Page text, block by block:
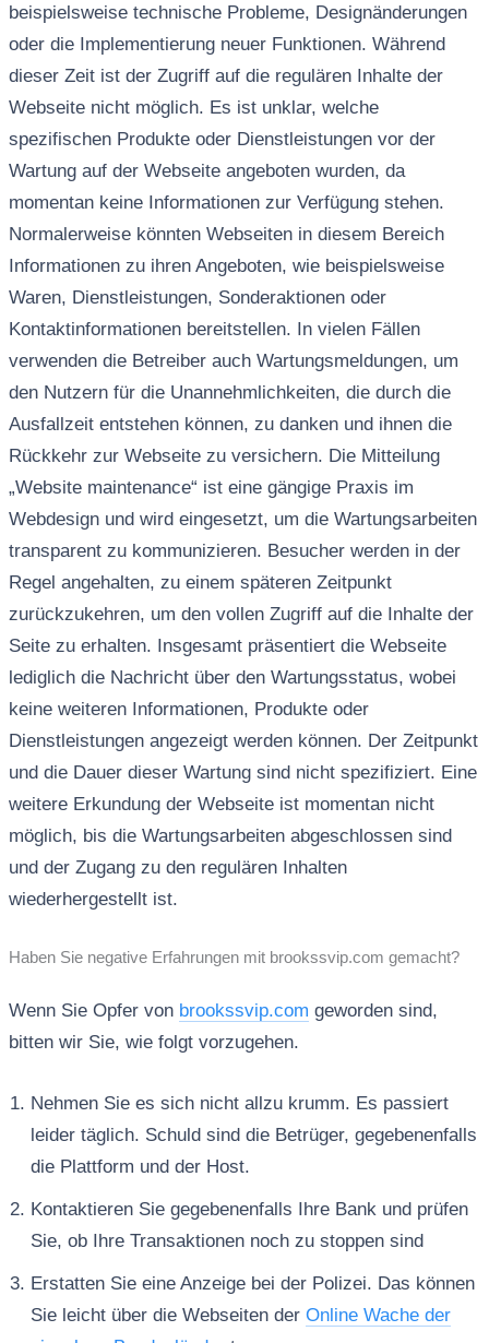
beispielsweise technische Probleme, Designänderungen
oder die Implementierung neuer Funktionen. Während
dieser Zeit ist der Zugriff auf die regulären Inhalte der
Webseite nicht möglich. Es ist unklar, welche
spezifischen Produkte oder Dienstleistungen vor der
Wartung auf der Webseite angeboten wurden, da
momentan keine Informationen zur Verfügung stehen.
Normalerweise könnten Webseiten in diesem Bereich
Informationen zu ihren Angeboten, wie beispielsweise
Waren, Dienstleistungen, Sonderaktionen oder
Kontaktinformationen bereitstellen. In vielen Fällen
verwenden die Betreiber auch Wartungsmeldungen, um
den Nutzern für die Unannehmlichkeiten, die durch die
Ausfallzeit entstehen können, zu danken und ihnen die
Rückkehr zur Webseite zu versichern. Die Mitteilung
„Website maintenance“ ist eine gängige Praxis im
Webdesign und wird eingesetzt, um die Wartungsarbeiten
transparent zu kommunizieren. Besucher werden in der
Regel angehalten, zu einem späteren Zeitpunkt
zurückzukehren, um den vollen Zugriff auf die Inhalte der
Seite zu erhalten. Insgesamt präsentiert die Webseite
lediglich die Nachricht über den Wartungsstatus, wobei
keine weiteren Informationen, Produkte oder
Dienstleistungen angezeigt werden können. Der Zeitpunkt
und die Dauer dieser Wartung sind nicht spezifiziert. Eine
weitere Erkundung der Webseite ist momentan nicht
möglich, bis die Wartungsarbeiten abgeschlossen sind
und der Zugang zu den regulären Inhalten
wiederhergestellt ist.
Haben Sie negative Erfahrungen mit brookssvip.com gemacht?
Wenn Sie Opfer von brookssvip.com geworden sind,
bitten wir Sie, wie folgt vorzugehen.
Nehmen Sie es sich nicht allzu krumm. Es passiert
leider täglich. Schuld sind die Betrüger, gegebenenfalls
die Plattform und der Host.
Kontaktieren Sie gegebenenfalls Ihre Bank und prüfen
Sie, ob Ihre Transaktionen noch zu stoppen sind
Erstatten Sie eine Anzeige bei der Polizei. Das können
Sie leicht über die Webseiten der Online Wache der